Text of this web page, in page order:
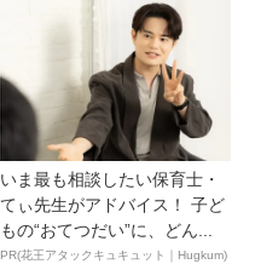
いま最も相談したい保育士・
てぃ先生がアドバイス！ 子ど
もの“おてつだい”に、どん...
PR(花王アタックキュキュット｜Hugkum)